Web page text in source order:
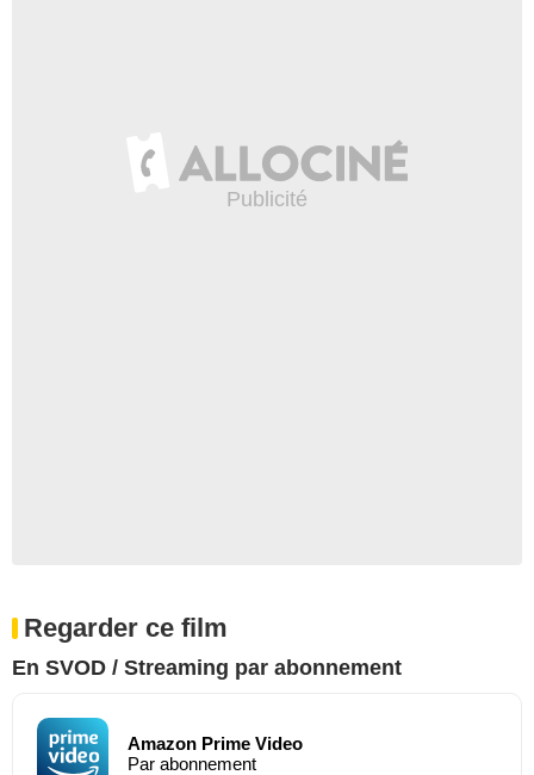
Regarder ce film
En SVOD / Streaming par abonnement
Amazon Prime Video
Par abonnement